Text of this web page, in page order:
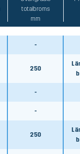
totalbroms
mm
-
250
-
-
250